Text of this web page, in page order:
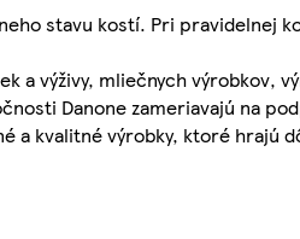
stavu kostí. Pri pravidelnej
a výživy, mliečnych výrobkov,
Danone zameriavajú na
kvalitné výrobky, ktoré hrajú